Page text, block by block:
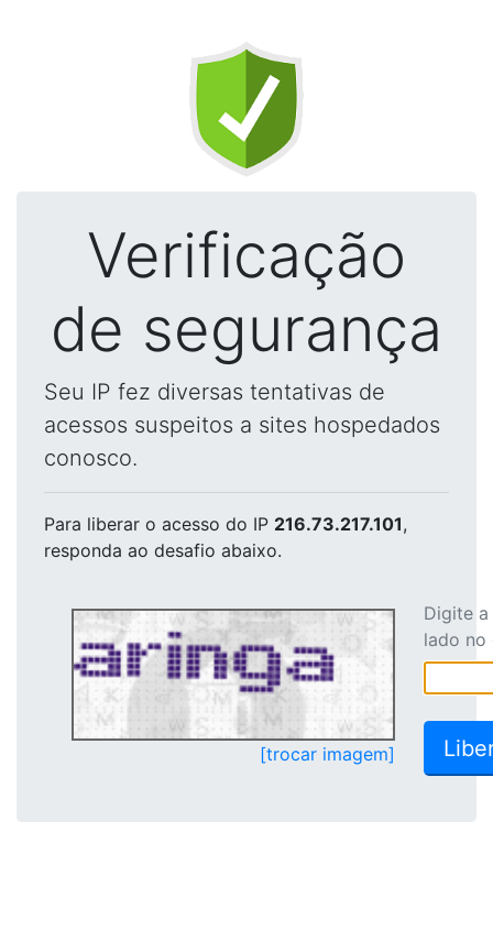
Verificação
de segurança
Seu IP fez diversas tentativas de
acessos suspeitos a sites hospedados
conosco.
Para liberar o acesso do IP 216.73.217.101,
responda ao desafio abaixo.
[trocar imagem]
Digite
lado no